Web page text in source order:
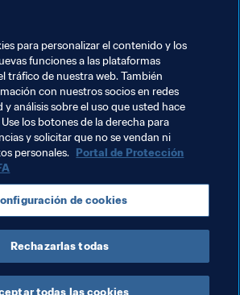
2019, y llegó a las
Gfinity del FIFA de febrero.
#16
16º y último preclasificado de la
eWorld Cup, ‘Marko’ acude a la
campeón de la E-League australiana
del Sydney FC venciese al
en la final de mayo. En
debutó como internacional tras
en la FIFA eNations Cup de
para personalizar el contenido y los
funciones a las plataformas
tráfico de nuestra web. También
con nuestros socios en redes
y análisis sobre el uso que usted hace
los botones de la derecha para
y solicitar que no se vendan ni
personales. Portal de Protección
de cookies
Rechazarlas todas
todas las cookies